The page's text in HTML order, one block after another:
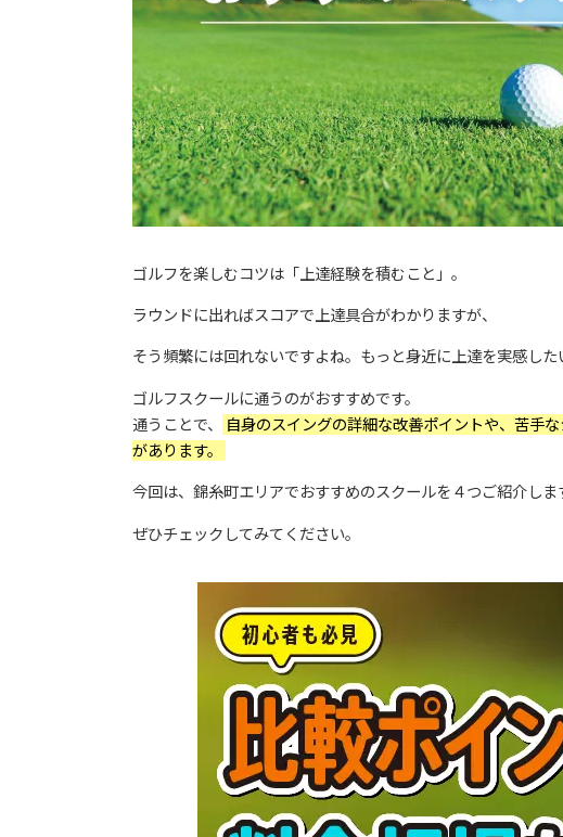
ゴルフを楽しむコツは「上達経験を積むこと」。
ラウンドに出ればスコアで上達具合がわかりますが、
そう頻繁には回れないですよね。もっと身近に上達を実感した
ゴルフスクールに通うのがおすすめです。
通うことで、
自身のスイングの詳細な改善ポイントや、苦手
があります。
今回は、錦糸町エリアでおすすめのスクールを４つご紹介しま
ぜひチェックしてみてください。